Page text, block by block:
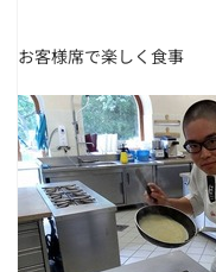
お客様席で楽しく食事